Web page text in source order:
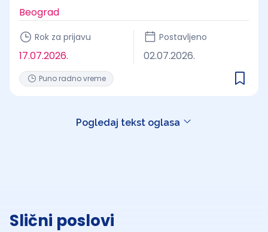
Beograd
Rok za prijavu
17.07.2026.
Postavljeno
02.07.2026.
Puno radno vreme
Pogledaj tekst oglasa
Slični poslovi